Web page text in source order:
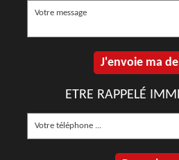
ETRE RAPPELÉ